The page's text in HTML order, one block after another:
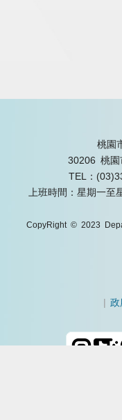
桃園
30206 桃園
TEL：
上班時間：星期一
CopyRight © 2023
|政